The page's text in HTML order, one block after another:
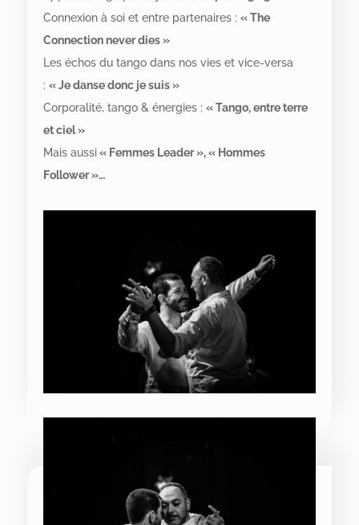
Connexion à soi et entre partenaires : « The
Connection never dies »
Les échos du tango dans nos vies et vice-versa
: « Je danse donc je suis »
Corporalité, tango & énergies : « Tango, entre terre
et ciel »
Mais aussi« Femmes Leader », « Hommes
Follower »…